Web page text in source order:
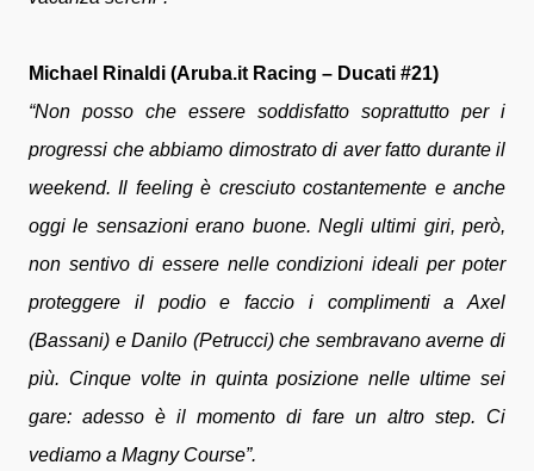
Michael Rinaldi (Aruba.it Racing – Ducati #21)
“Non posso che essere soddisfatto soprattutto per i
progressi che abbiamo dimostrato di aver fatto durante il
weekend. Il feeling è cresciuto costantemente e anche
oggi le sensazioni erano buone. Negli ultimi giri, però,
non sentivo di essere nelle condizioni ideali per poter
proteggere il podio e faccio i complimenti a Axel
(Bassani) e Danilo (Petrucci) che sembravano averne di
più. Cinque volte in quinta posizione nelle ultime sei
gare: adesso è il momento di fare un altro step. Ci
vediamo a Magny Course”.